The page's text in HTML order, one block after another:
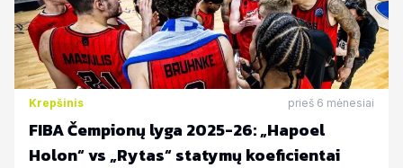
Krepšinis prieš 6 mėnesiai
FIBA Čempionų lyga 2025-26: „Hapoel
Holon“ vs „Rytas“ statymų koeficientai